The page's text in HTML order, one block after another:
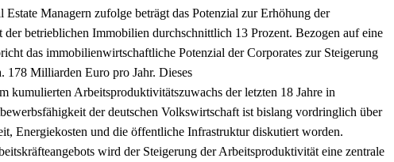
Managern zufolge beträgt das Potenzial zur Erhöhung der
betrieblichen Immobilien durchschnittlich 13 Prozent. Bezogen auf eine
das immobilienwirtschaftliche Potenzial der Corporates zur Steigerung
178 Milliarden Euro pro Jahr. Dieses
kumulierten Arbeitsproduktivitätszuwachs der letzten 18 Jahre in
der deutschen Volkswirtschaft ist bislang vordringlich über
Energiekosten und die öffentliche Infrastruktur diskutiert worden.
wird der Steigerung der Arbeitsproduktivität eine zentrale